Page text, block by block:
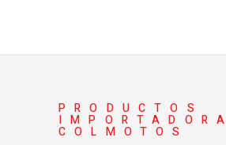
PRODUCTOS
IMPORTADORA
COLMOTOS